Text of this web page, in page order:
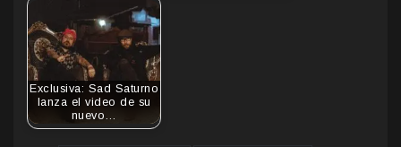
Exclusiva: Sad Saturno
lanza el video de su
nuevo…